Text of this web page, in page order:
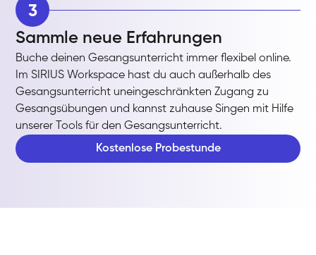
3
Sammle neue Erfahrungen
Buche deinen Gesangsunterricht immer flexibel online.
Im SIRIUS Workspace hast du auch außerhalb des
Gesangsunterricht uneingeschränkten Zugang zu
Gesangsübungen und kannst zuhause Singen mit Hilfe
unserer Tools für den Gesangsunterricht.
Kostenlose Probestunde